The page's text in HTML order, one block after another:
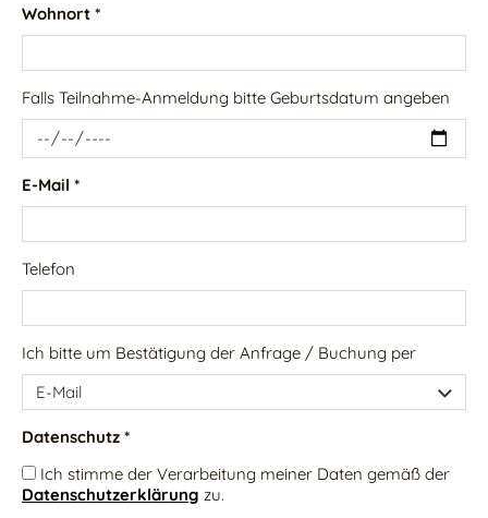
Wohnort *
Falls Teilnahme-Anmeldung bitte Geburtsdatum angeben
E-Mail *
Telefon
Ich bitte um Bestätigung der Anfrage / Buchung per
Datenschutz *
Ich stimme der Verarbeitung meiner Daten gemäß der
Datenschutzerklärung zu.